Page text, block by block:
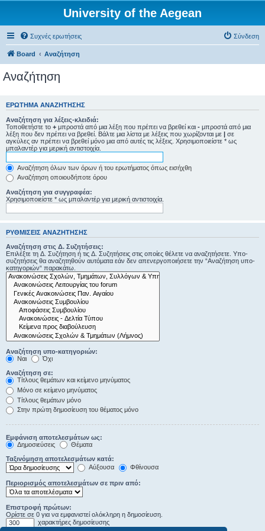
University of the Aegean
Συχνές ερωτήσεις Σύνδεση
Board Αναζήτηση
Αναζήτηση
ΕΡΏΤΗΜΑ ΑΝΑΖΉΤΗΣΗΣ
Αναζήτηση για λέξεις-κλειδιά:
Τοποθετήστε το + μπροστά από μια λέξη που πρέπει να βρεθεί και - μπροστά από μια
λέξη που δεν πρέπει να βρεθεί. Βάλτε μια λίστα με λέξεις που χωρίζονται με | σε
αγκύλες αν πρέπει να βρεθεί μόνο μια από αυτές τις λέξεις. Χρησιμοποιείστε * ως
μπαλαντέρ για μερική αντιστοιχία.
Αναζήτηση όλων των όρων ή του ερωτήματος όπως εισήχθη
Αναζήτηση οποιουδήποτε όρου
Αναζήτηση για συγγραφέα:
Χρησιμοποιείστε * ως μπαλαντέρ για μερική αντιστοιχία.
ΡΥΘΜΊΣΕΙΣ ΑΝΑΖΉΤΗΣΗΣ
Αναζήτηση στις Δ. Συζητήσεις:
Επιλέξτε τη Δ. Συζήτηση ή τις Δ. Συζητήσεις στις οποίες θέλετε να αναζητήσετε. Υπο-
συζητήσεις θα αναζητηθούν αυτόματα εάν δεν απενεργοποιήσετε την “Αναζήτηση υπο-
κατηγοριών“ παρακάτω.
Αναζήτηση υπο-κατηγοριών:
Ναι
Όχι
Αναζήτηση σε:
Τίτλους θεμάτων και κείμενο μηνύματος
Μόνο σε κείμενο μηνύματος
Τίτλους θεμάτων μόνο
Στην πρώτη δημοσίευση του θέματος μόνο
Εμφάνιση αποτελεσμάτων ως:
Δημοσιεύσεις
Θέματα
Ταξινόμηση αποτελεσμάτων κατά:
Αύξουσα
Φθίνουσα
Περιορισμός αποτελεσμάτων σε πριν από:
Επιστροφή πρώτων:
Ορίστε σε 0 για να εμφανιστεί ολόκληρη η δημοσίευση.
χαρακτήρες δημοσίευσης